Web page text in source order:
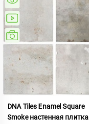
DNA Tiles Enamel Square
Smoke настенная плитка